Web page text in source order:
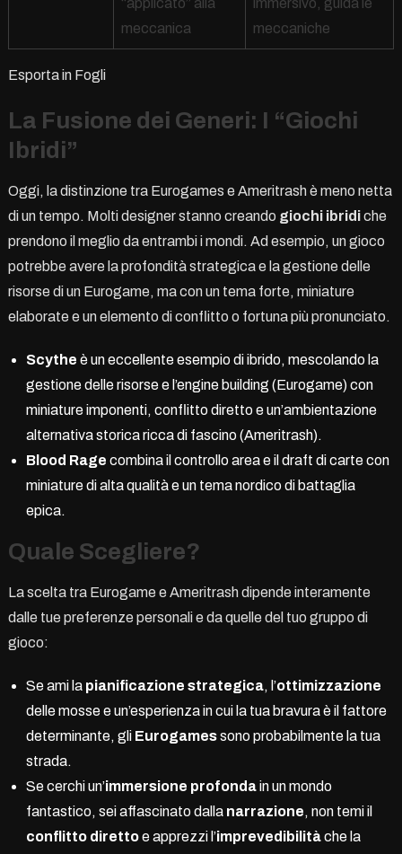
meccanica
meccaniche
Esporta in Fogli
La Fusione dei Generi: I “Giochi
Ibridi”
Oggi, la distinzione tra Eurogames e Ameritrash è meno netta
di un tempo. Molti designer stanno creando giochi ibridiche
prendono il meglio da entrambi i mondi. Ad esempio, un gioco
potrebbe avere la profondità strategica e la gestione delle
risorse di un Eurogame, ma con un tema forte, miniature
elaborate e un elemento di conflitto o fortuna più pronunciato.
Scythe è un eccellente esempio di ibrido, mescolando la
gestione delle risorse e l’engine building (Eurogame) con
miniature imponenti, conflitto diretto e un’ambientazione
alternativa storica ricca di fascino (Ameritrash).
Blood Rage combina il controllo area e il draft di carte con
miniature di alta qualità e un tema nordico di battaglia
epica.
Quale Scegliere?
La scelta tra Eurogame e Ameritrash dipende interamente
dalle tue preferenze personali e da quelle del tuo gruppo di
gioco:
Se ami la pianificazione strategica, l’ottimizzazione
delle mosse e un’esperienza in cui la tua bravura è il fattore
determinante, gli Eurogamessono probabilmente la tua
strada.
Se cerchi un’immersione profondain un mondo
fantastico, sei affascinato dalla narrazione, non temi il
conflitto direttoe apprezzi l’imprevedibilitàche la